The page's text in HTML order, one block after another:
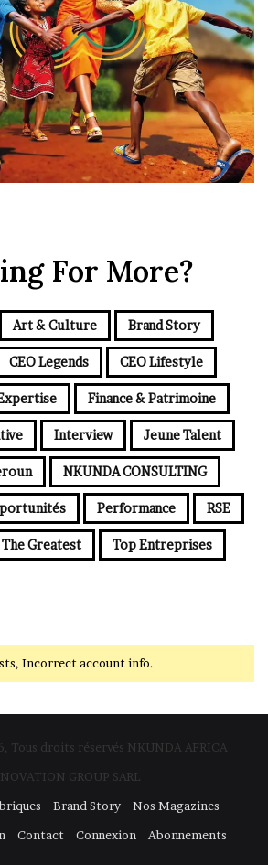
For More?
Art & Culture Brand Story
CEO Legends CEO Lifestyle
Finance & Patrimoine
Interview Jeune Talent
NKUNDA CONSULTING
Performance RSE
The Greatest Top Entreprises
Incorrect account info.
droits réservés NKUNDA AFRICA
GROUP SARL
Brand Story
Nos Magazines
Contact Connexion Abonnements